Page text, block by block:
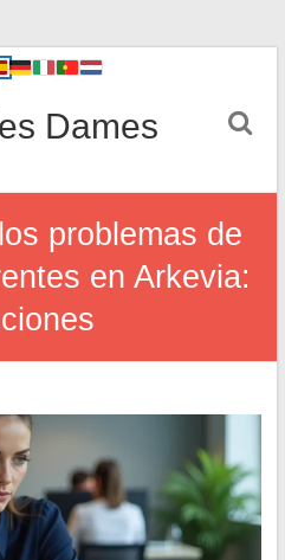
Dames
problemas de
en Arkevia: